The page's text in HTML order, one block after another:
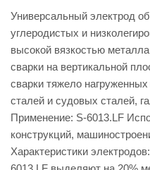
Универсальный электрод
углеродистых и
высокой вязкостью
сварки на вертикальной
сварки тяжело
сталей и судовых сталей,
Применение: S-6013.LF
конструкций,
Характеристики